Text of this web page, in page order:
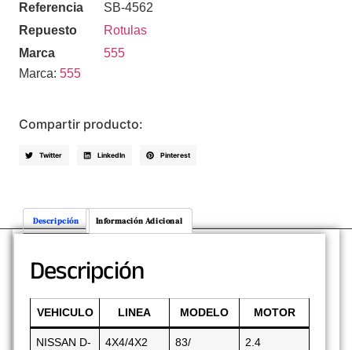
Referencia
SB-4562
Repuesto
Rotulas
Marca
555
Marca: 555
Compartir producto:
Twitter LinkedIn Pinterest
Descripción Información Adicional
Descripción
VEHICULO LINEA MODELO MOTOR
NISSAN D-
4X4/4X2 83/ 2.4